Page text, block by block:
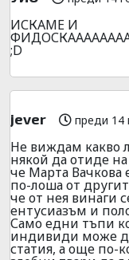
ИСКАМЕ И
;D
jever преди 14
Не виждам какво
някой да отиде
че Марта Вачкова
по-лоша от
че от нея винаги
ентусиазъм и
Само едни тъпи
индивиди може
статия, а още по-